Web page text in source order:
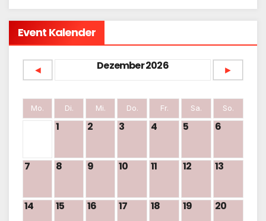
Event Kalender
◄ Dezember 2026 ►
Mo. Di. Mi. Do. Fr. Sa. So.
1 2 3 4 5 6
7 8 9 10 11 12 13
14 15 16 17 18 19 20